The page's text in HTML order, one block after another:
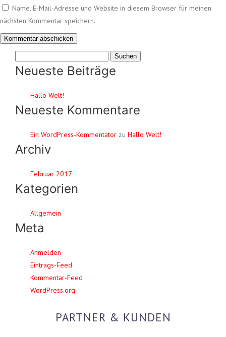
Name, E-Mail-Adresse und Website in diesem Browser für meinen
nächsten Kommentar speichern.
nach:
Neueste Beiträge
Hallo Welt!
Neueste Kommentare
Ein WordPress-Kommentator zu Hallo Welt!
Archiv
Februar 2017
Kategorien
Allgemein
Meta
Anmelden
Eintrags-Feed
Kommentar-Feed
WordPress.org
PARTNER & KUNDEN